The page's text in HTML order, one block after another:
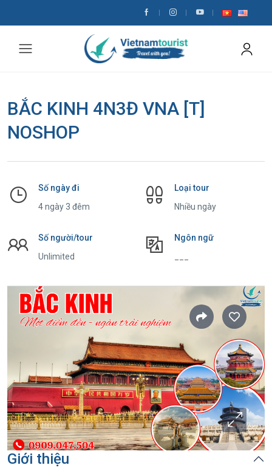
BẮC KINH 4N3Đ VNA [T]
NOSHOP
Số ngày đi
4 ngày 3 đêm
Loại tour
Nhiều ngày
Số người/tour
Unlimited
Ngôn ngữ
Giới thiệu